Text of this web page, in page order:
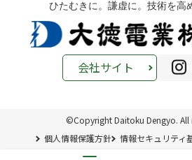
ひたむきに。謙虚に。技術を高
会社サイト
©Copyright Daitoku Dengyo. All
個人情報保護方針
情報セキュリティ